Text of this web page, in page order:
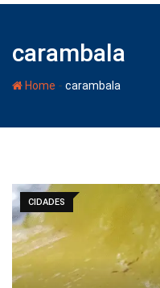
carambala
Home - carambala
CIDADES